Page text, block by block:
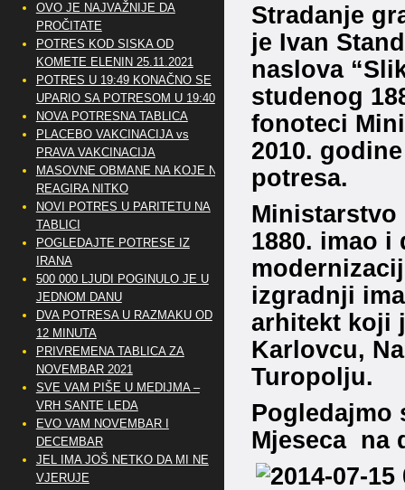
Stradanje
je Ivan
naslova
studenog
fonoteci
2010.
potresa.
1880. imao
izgradnji
arhitekt koji
Karlovcu,
Turopolju.
Pogledajmo
Mjeseca na
OVO JE NAJVAŽNIJE DA
PROČITATE
POTRES KOD SISKA OD
KOMETE ELENIN 25.11.2021
POTRES U 19:49 KONAČNO SE
UPARIO SA POTRESOM U 19:40
NOVA POTRESNA TABLICA
PLACEBO VAKCINACIJA vs
PRAVA VAKCINACIJA
MASOVNE OBMANE NA KOJE NE
REAGIRA NITKO
NOVI POTRES U PARITETU NA
TABLICI
POGLEDAJTE POTRESE IZ
IRANA
500 000 LJUDI POGINULO JE U
JEDNOM DANU
DVA POTRESA U RAZMAKU OD
12 MINUTA
PRIVREMENA TABLICA ZA
NOVEMBAR 2021
SVE VAM PIŠE U MEDIJMA –
VRH SANTE LEDA
EVO VAM NOVEMBAR I
DECEMBAR
JEL IMA JOŠ NETKO DA MI NE
VJERUJE